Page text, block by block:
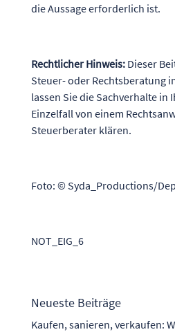
die Aussage erforderlich ist.
Rechtlicher Hinweis:Dieser
Steuer- oder Rechtsberatung
lassen Sie die Sachverhalte in
Einzelfall von einem
Steuerberater klären.
Foto: © Syda_Productions/
NOT_EIG_6
Neueste Beiträge
Kaufen, sanieren, verkaufen: